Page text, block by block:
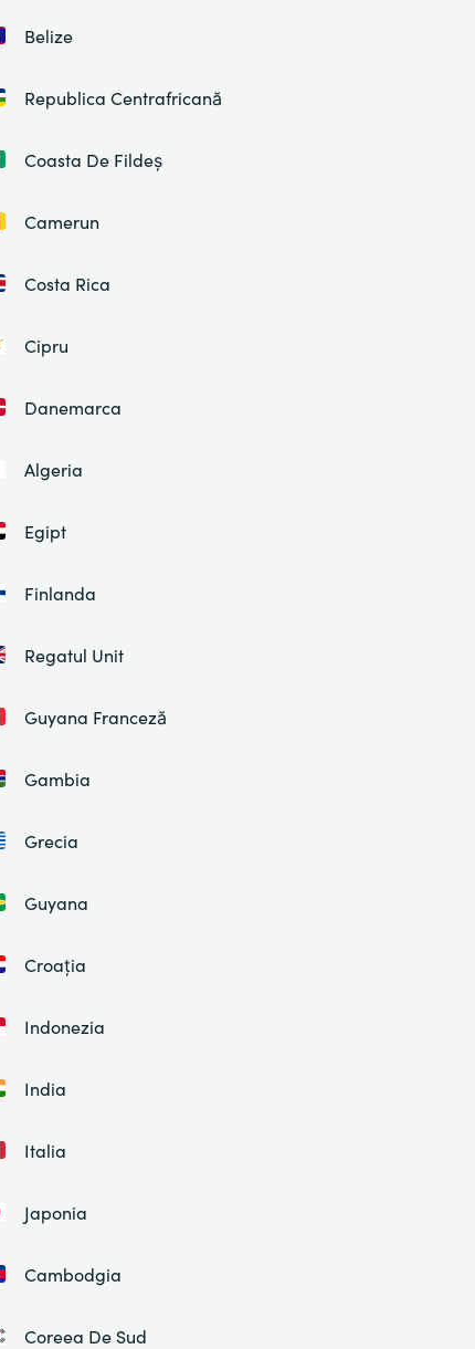
Belize
Republica Centrafricană
Coasta De Fildeș
Camerun
Costa Rica
Cipru
Danemarca
Algeria
Egipt
Finlanda
Regatul Unit
Guyana Franceză
Gambia
Grecia
Guyana
Croația
Indonezia
India
Italia
Japonia
Cambodgia
Coreea De Sud